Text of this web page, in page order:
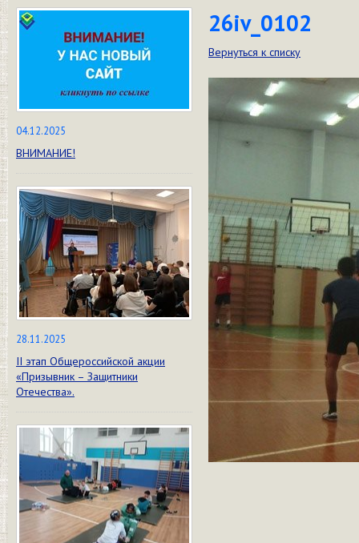
04.12.2025
ВНИМАНИЕ!
28.11.2025
II этап Общероссийской акции
«Призывник – Защитники
Отечества».
26iv_0102
Вернуться к списку